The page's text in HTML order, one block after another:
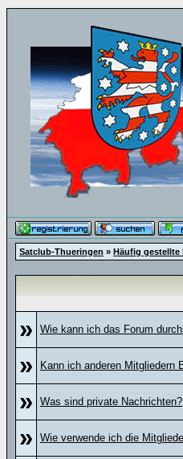
Satclub-Thueringen » Häufig gestellte
»
Wie kann ich das Forum
» Kann ich anderen Mitgliedern
» Was sind private Nachrichten?
» Wie verwende ich die